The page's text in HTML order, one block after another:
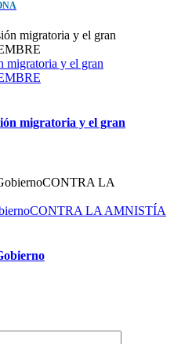
migratoria y el gran
migratoria y el gran
LA AMNISTÍA